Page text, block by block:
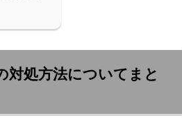
対処方法についてまと